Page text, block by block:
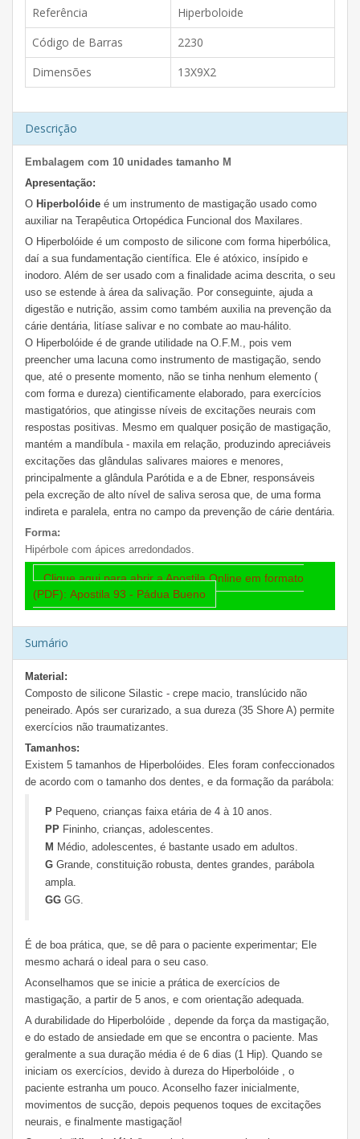
Referência
Hiperboloide
Código de Barras
2230
Dimensões
13X9X2
Descrição
Embalagem com 10 unidades tamanho M
Apresentação:
O Hiperbolóide é um instrumento de mastigação usado como
auxiliar na Terapêutica Ortopédica Funcional dos Maxilares.
O Hiperbolóide é um composto de silicone com forma hiperbólica,
daí a sua fundamentação científica. Ele é atóxico, insípido e
inodoro. Além de ser usado com a finalidade acima descrita, o seu
uso se estende à área da salivação. Por conseguinte, ajuda a
digestão e nutrição, assim como também auxilia na prevenção da
cárie dentária, litíase salivar e no combate ao mau-hálito.
O Hiperbolóide é de grande utilidade na O.F.M., pois vem
preencher uma lacuna como instrumento de mastigação, sendo
que, até o presente momento, não se tinha nenhum elemento (
com forma e dureza) cientificamente elaborado, para exercícios
mastigatórios, que atingisse níveis de excitações neurais com
respostas positivas. Mesmo em qualquer posição de mastigação,
mantém a mandíbula - maxila em relação, produzindo apreciáveis
excitações das glândulas salivares maiores e menores,
principalmente a glândula Parótida e a de Ebner, responsáveis
pela excreção de alto nível de saliva serosa que, de uma forma
indireta e paralela, entra no campo da prevenção de cárie dentária.
Forma:
Hipérbole com ápices arredondados.
Clique aqui para abrir a Apostila Online em formato
(PDF): Apostila 93 - Pádua Bueno
Sumário
Material:
Composto de silicone Silastic - crepe macio, translúcido não
peneirado. Após ser curarizado, a sua dureza (35 Shore A) permite
exercícios não traumatizantes.
Tamanhos:
Existem 5 tamanhos de Hiperbolóides. Eles foram confeccionados
de acordo com o tamanho dos dentes, e da formação da parábola:
P Pequeno, crianças faixa etária de 4 à 10 anos.
PP Fininho, crianças, adolescentes.
M Médio, adolescentes, é bastante usado em adultos.
G Grande, constituição robusta, dentes grandes, parábola
ampla.
GG GG.
É de boa prática, que, se dê para o paciente experimentar; Ele
mesmo achará o ideal para o seu caso.
Aconselhamos que se inicie a prática de exercícios de
mastigação, a partir de 5 anos, e com orientação adequada.
A durabilidade do Hiperbolóide , depende da força da mastigação,
e do estado de ansiedade em que se encontra o paciente. Mas
geralmente a sua duração média é de 6 dias (1 Hip). Quando se
iniciam os exercícios, devido à dureza do Hiperbolóide , o
paciente estranha um pouco. Aconselho fazer inicialmente,
movimentos de sucção, depois pequenos toques de excitações
neurais, e finalmente mastigação!